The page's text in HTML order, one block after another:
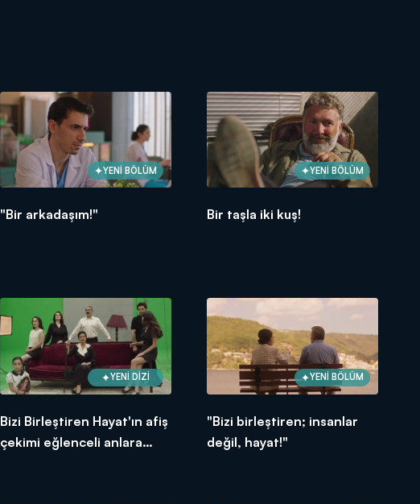
YENİ BÖLÜM
"Bir arkadaşım!"
YENİ BÖLÜM
Bir taşla iki kuş!
YENİ DİZİ
Bizi Birleştiren Hayat'ın afiş
çekimi eğlenceli anlara
YENİ BÖLÜM
"Bizi birleştiren; insanlar
değil, hayat!"